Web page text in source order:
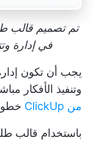
في إدارة
يجب أن تكون
وتنفيذ الأفكار
من ClickUp
باستخدام قالب